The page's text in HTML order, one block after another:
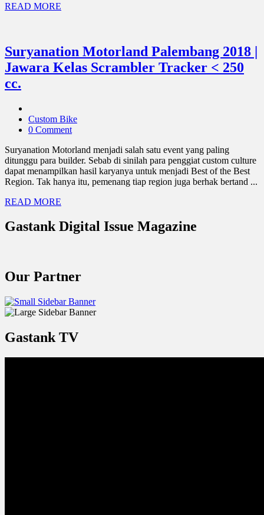
READ MORE
Suryanation Motorland Palembang 2018 |
Jawara Kelas Scrambler Tracker < 250
cc.
Custom Bike
0 Comment
Suryanation Motorland menjadi salah satu event yang paling
ditunggu para builder. Sebab di sinilah para penggiat custom culture
dapat menampilkan hasil karyanya untuk menjadi Best of the Best
Region. Tak hanya itu, pemenang tiap region juga berhak bertand ...
READ MORE
Gastank Digital Issue Magazine
Our Partner
Gastank TV